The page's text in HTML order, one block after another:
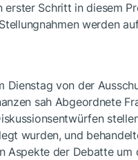
erster Schritt in diesem
werden
Dienstag von der
sah Abgeordnete
wurden, und
Aspekte der Debatte um